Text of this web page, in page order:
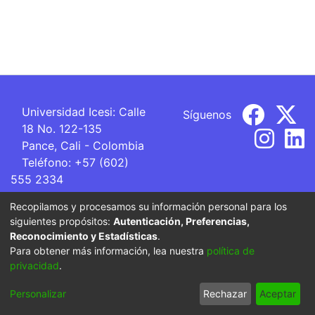
Universidad Icesi: Calle
18 No. 122-135
Pance, Cali - Colombia
Teléfono: +57 (602)
555 2334
ventanillaunica@icesi.edu.co
Síguenos
La Universidad Icesi es una Institución de Educación
Superior que se encuentra sujeta a inspección y vigilancia
por parte del Ministerio de Educación Nacional.
Cookie
End User
Agreement
Send
Feedback
Recopilamos y procesamos su información personal para los
siguientes propósitos: Autenticación, Preferencias,
Reconocimiento y Estadísticas.
Para obtener más información, lea nuestra política de
privacidad.
Personalizar Rechazar Aceptar